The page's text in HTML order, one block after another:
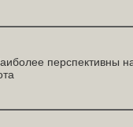
перспективны